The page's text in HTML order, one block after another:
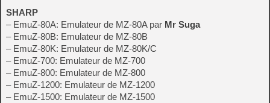
SHARP
– EmuZ-80A: Emulateur de MZ-80A par Mr Suga
– EmuZ-80B: Emulateur de MZ-80B
– EmuZ-80K: Emulateur de MZ-80K/C
– EmuZ-700: Emulateur de MZ-700
– EmuZ-800: Emulateur de MZ-800
– EmuZ-1200: Emulateur de MZ-1200
– EmuZ-1500: Emulateur de MZ-1500